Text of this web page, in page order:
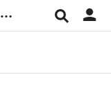
...